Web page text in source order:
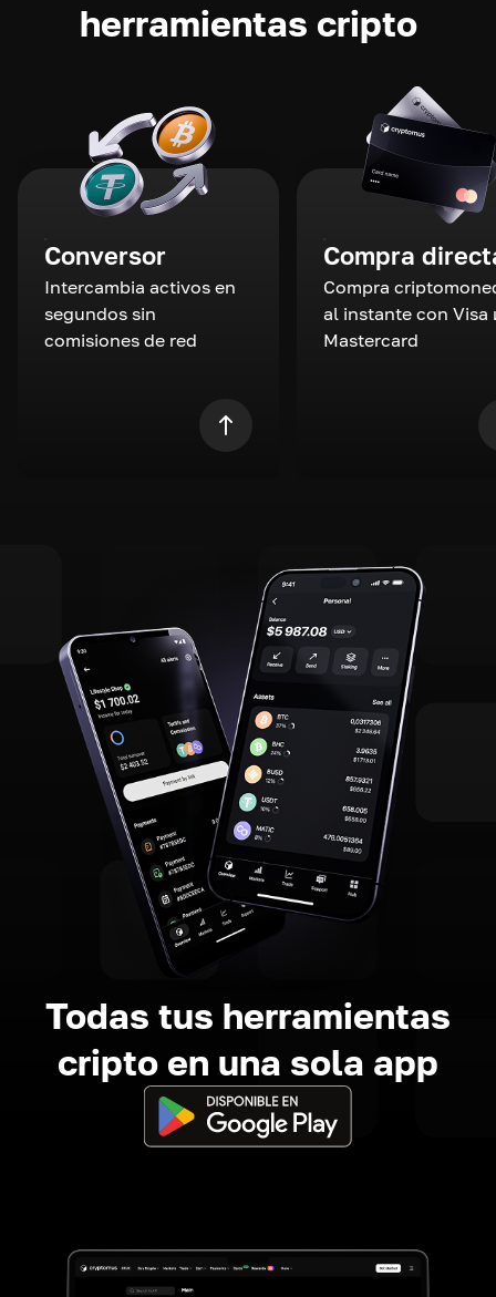
herramientas cripto
Conversor
Intercambia activos en
segundos sin
comisiones de red
Compra
Compra
al instante con Visa
Mastercard
Todas tus herramientas
cripto en una sola app